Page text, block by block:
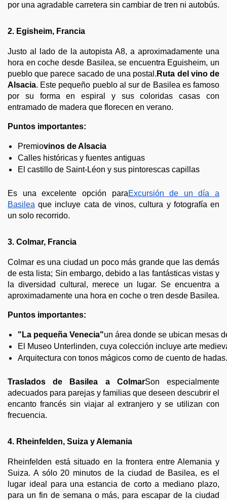
por una agradable carretera sin cambiar de tren ni autobús.
2. Egisheim, Francia
Justo al lado de la autopista A8, a aproximadamente una
hora en coche desde Basilea, se encuentra Eguisheim, un
pueblo que parece sacado de una postal. Ruta del vino de
Alsacia. Este pequeño pueblo al sur de Basilea es famoso
por su forma en espiral y sus coloridas casas con
entramado de madera que florecen en verano.
Puntos importantes:
Premiovinos de Alsacia
Calles históricas y fuentes antiguas
El castillo de Saint-Léon y sus pintorescas capillas
Es una excelente opción paraExcursión de un día a
Basilea que incluye cata de vinos, cultura y fotografía en
un solo recorrido.
3. Colmar, Francia
Colmar es una ciudad un poco más grande que las demás
de esta lista; Sin embargo, debido a las fantásticas vistas y
la diversidad cultural, merece un lugar. Se encuentra a
aproximadamente una hora en coche o tren desde Basilea.
Puntos importantes:
"La pequeña Venecia"un área donde se ubican mesas
El Museo Unterlinden, cuya colección incluye arte
Arquitectura con tonos mágicos como de cuento de hadas.
Traslados de Basilea a ColmarSon especialmente
adecuados para parejas y familias que deseen descubrir el
encanto francés sin viajar al extranjero y se utilizan con
frecuencia.
4. Rheinfelden, Suiza y Alemania
Rheinfelden está situado en la frontera entre Alemania y
Suiza. A sólo 20 minutos de la ciudad de Basilea, es el
lugar ideal para una estancia de corto a mediano plazo,
para un fin de semana o más, para escapar de la ciudad